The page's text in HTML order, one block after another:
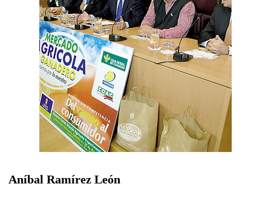
Aníbal Ramírez León